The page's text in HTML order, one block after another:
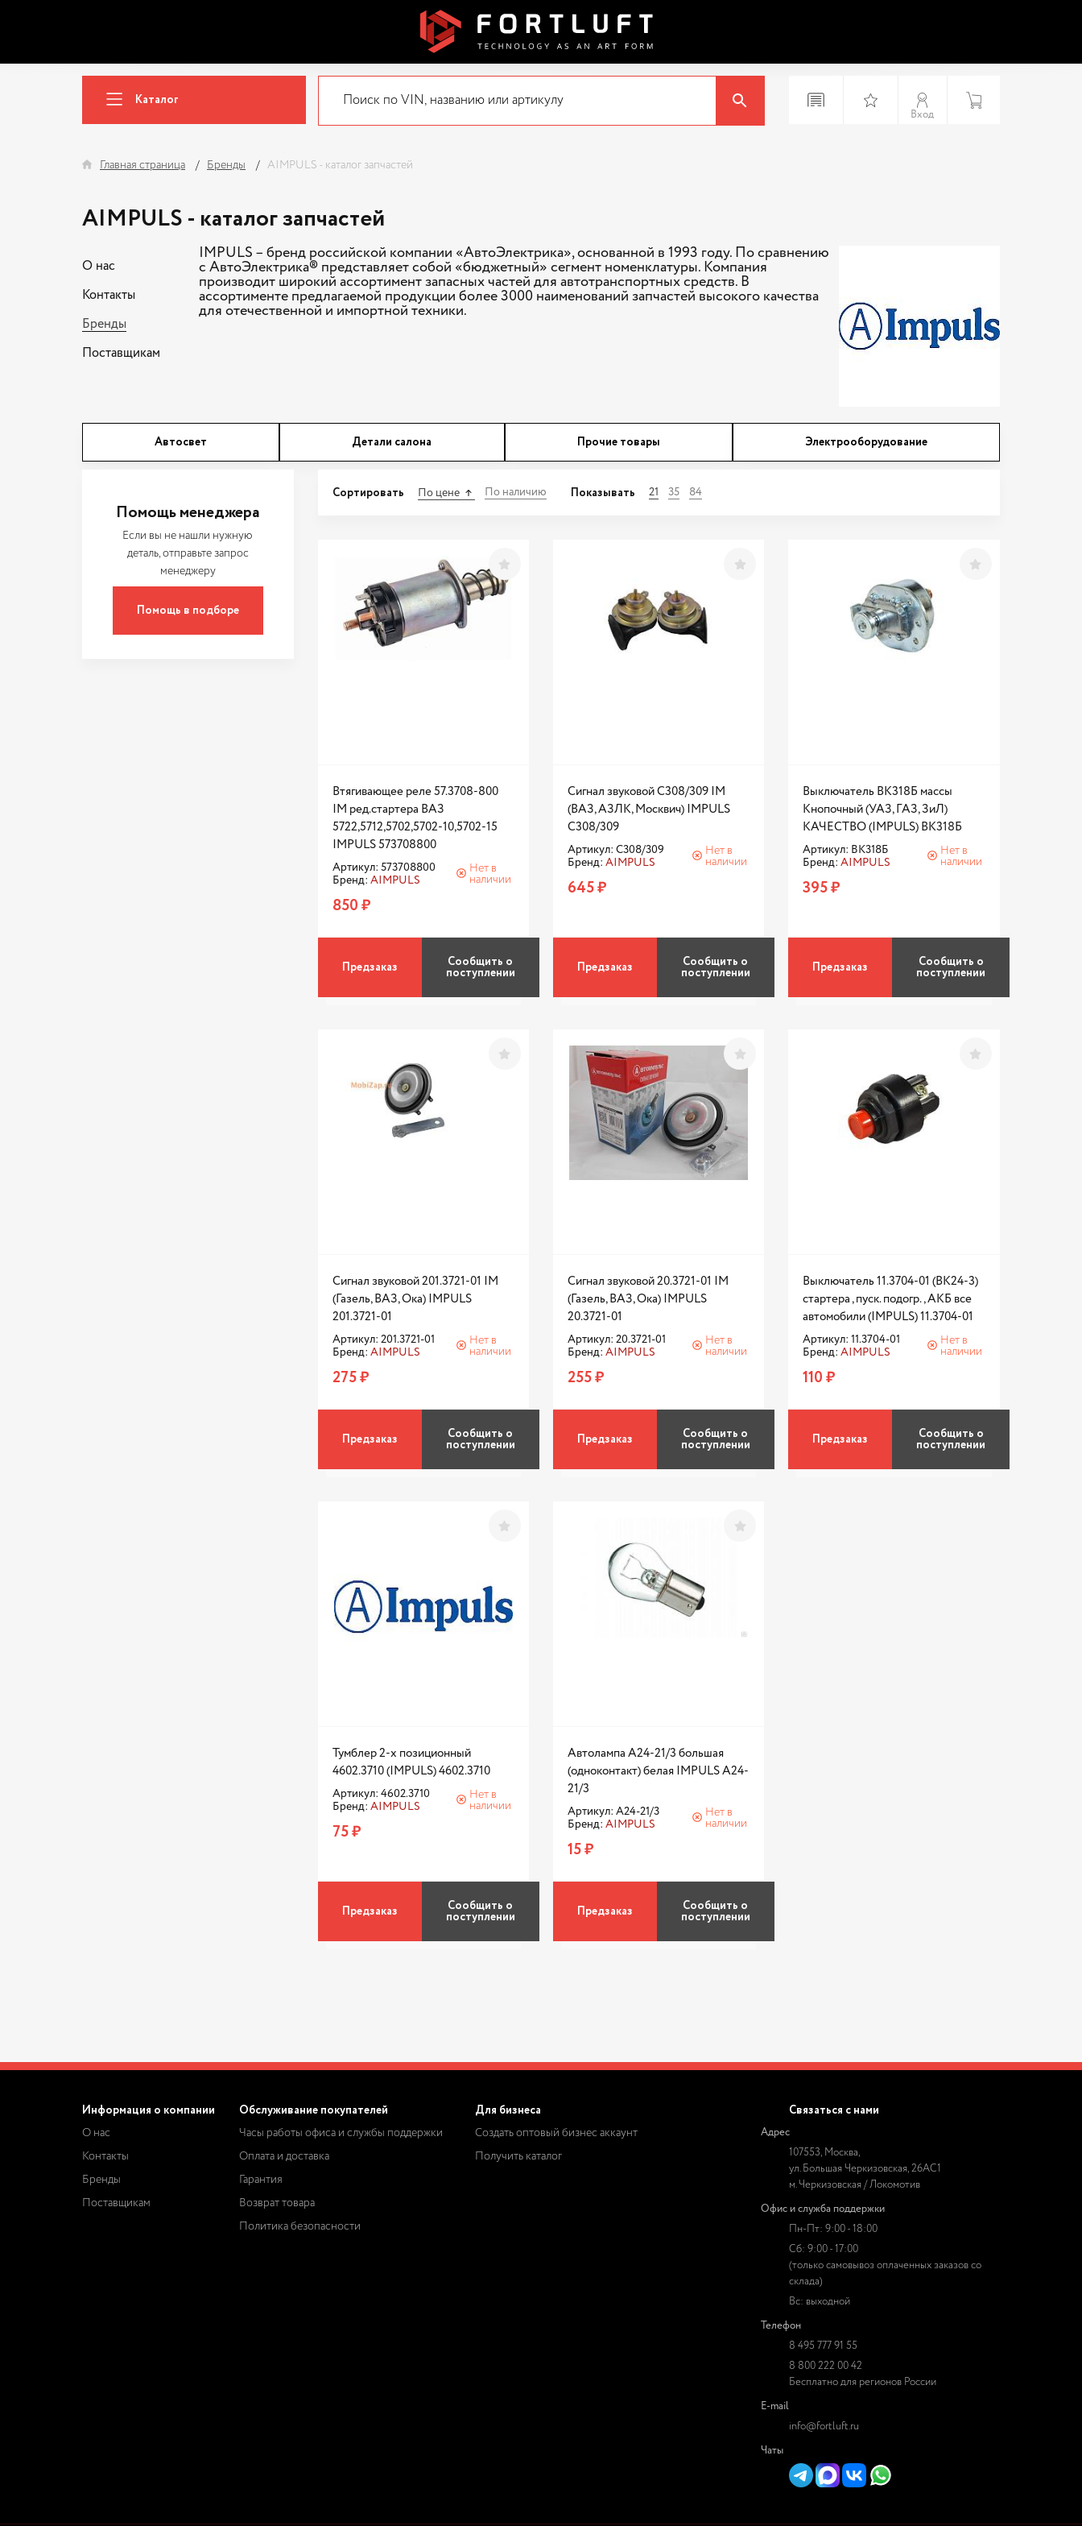
Каталог
Вход
Главная страница Бренды AIMPULS - каталог запчастей
AIMPULS - каталог запчастей
О нас
Контакты
Бренды
Поставщикам
IMPULS – бренд российской компании «АвтоЭлектрика», основанной в 1993 году. По сравнению
с АвтоЭлектрика® представляет собой «бюджетный» сегмент номенклатуры. Компания
производит широкий ассортимент запасных частей для автотранспортных средств. В
ассортименте предлагаемой продукции более 3000 наименований запчастей высокого качества
для отечественной и импортной техники.
Автосвет Детали салона Прочие товары Электрооборудование
Помощь менеджера
Если вы не нашли нужную
деталь, отправьте запрос
менеджеру
Помощь в подборе
Сортировать По цене По наличию Показывать 21 35 84
Втягивающее реле 57.3708-800
IM ред.стартера ВАЗ
5722,5712,5702,5702-10,5702-15
IMPULS 573708800
Артикул: 573708800
Бренд: AIMPULS
Нет в
наличии
850 ₽
Предзаказ Сообщить о
поступлении
Сигнал звуковой С308/309 IM
(ВАЗ, АЗЛК, Москвич) IMPULS
С308/309
Артикул: С308/309
Бренд: AIMPULS
Нет в
наличии
645 ₽
Предзаказ Сообщить о
поступлении
Выключатель ВК318Б массы
Кнопочный (УАЗ, ГАЗ, ЗиЛ)
КАЧЕСТВО (IMPULS) ВК318Б
Артикул: ВК318Б
Бренд:AIMPULS
Нет в
наличии
395 ₽
Предзаказ Сообщить о
поступлении
Сигнал звуковой 201.3721-01 IM
(Газель, ВАЗ, Ока) IMPULS
201.3721-01
Артикул: 201.3721-01
Бренд: AIMPULS
Нет в
наличии
275 ₽
Предзаказ Сообщить о
поступлении
Сигнал звуковой 20.3721-01 IM
(Газель, ВАЗ, Ока) IMPULS
20.3721-01
Артикул: 20.3721-01
Бренд: AIMPULS
Нет в
наличии
255 ₽
Предзаказ Сообщить о
поступлении
Выключатель 11.3704-01 (ВК24-3)
стартера , пуск. подогр., АКБ все
автомобили (IMPULS) 11.3704-01
Артикул: 11.3704-01
Бренд:AIMPULS
Нет в
наличии
110 ₽
Предзаказ Сообщить о
поступлении
Тумблер 2-х позиционный
4602.3710 (IMPULS) 4602.3710
Артикул: 4602.3710
Бренд: AIMPULS
Нет в
наличии
75 ₽
Предзаказ Сообщить о
поступлении
Автолампа А24-21/3 большая
(одноконтакт) белая IMPULS А24-
21/3
Артикул: А24-21/3
Бренд: AIMPULS
Нет в
наличии
15 ₽
Предзаказ Сообщить о
поступлении
Информация о компании
О нас
Контакты
Бренды
Поставщикам
Обслуживание покупателей
Часы работы офиса и службы поддержки
Оплата и доставка
Гарантия
Возврат товара
Политика безопасности
Для бизнеса
Создать оптовый бизнес аккаунт
Получить каталог
Связаться с нами
Адрес
107553, Москва,
ул. Большая Черкизовская, 26АС1
м. Черкизовская / Локомотив
Офис и служба поддержки
Пн-Пт: 9:00 - 18:00
Сб: 9:00 - 17:00
(только самовывоз оплаченных заказов со
склада)
Вс: выходной
Телефон
8 495 777 91 55
8 800 222 00 42
Бесплатно для регионов России
E-mail
info@fortluft.ru
Чаты